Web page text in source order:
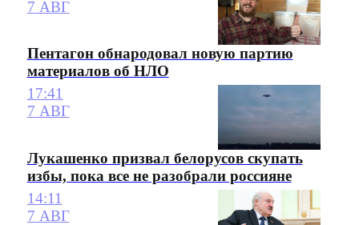
7 АВГ
Пентагон обнародовал новую партию
материалов об НЛО
17:41
7 АВГ
Лукашенко призвал белорусов скупать
избы, пока все не разобрали россияне
14:11
7 АВГ